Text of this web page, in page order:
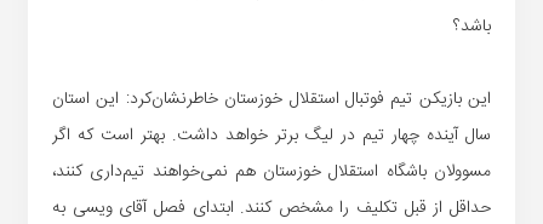
باشد؟
این بازیکن تیم فوتبال استقلال خوزستان خاطرنشان‌کرد: این استان
سال آینده چهار تیم در لیگ برتر خواهد داشت. بهتر است که اگر
مسوولان باشگاه استقلال خوزستان هم نمی‌خواهند تیم‌داری کنند،
حداقل از قبل تکلیف را مشخص کنند. ابتدای فصل آقای ویسی به